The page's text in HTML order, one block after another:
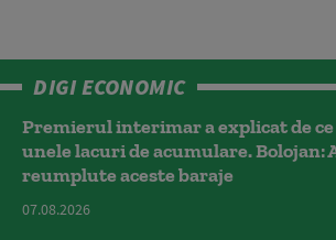
DIGI ECONOMIC
Premierul interimar a explicat de
unele lacuri de acumulare. Bolojan:
reumplute aceste baraje
07.08.2026